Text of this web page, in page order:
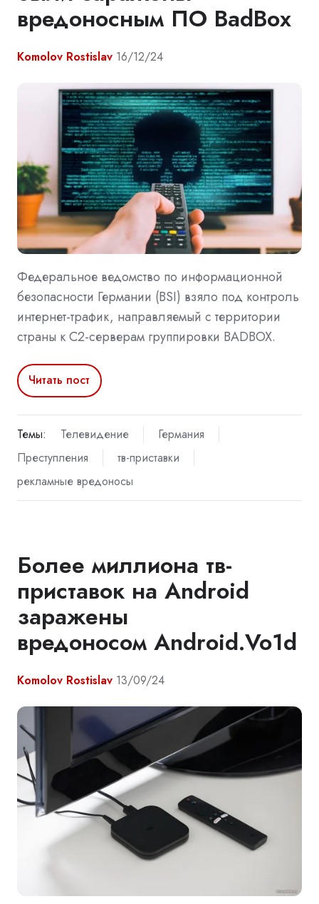
вредоносным ПО BadBox
Komolov Rostislav 16/12/24
Федеральное ведомство по информационной
безопасности Германии (BSI) взяло под контроль
интернет-трафик, направляемый с территории
страны к C2-серверам группировки BADBOX.
Читать пост
Темы: Телевидение
Германия
Преступления
тв-приставки
рекламные вредоносы
Более миллиона тв-
приставок на Android
заражены
вредоносом Android.Vo1d
Komolov Rostislav 13/09/24